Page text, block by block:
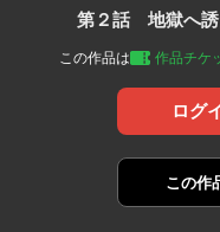
第２話 地獄へ誘
この作品は 作品チケ
ログ
この作